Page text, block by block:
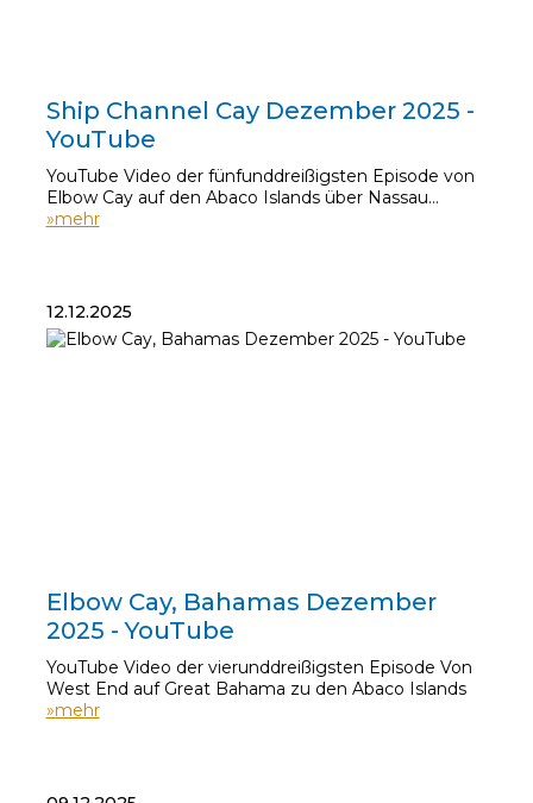
Ship Channel Cay Dezember 2025 -
YouTube
YouTube Video der fünfunddreißigsten Episode von
Elbow Cay auf den Abaco Islands über Nassau…
»mehr
12.12.2025
Elbow Cay, Bahamas Dezember
2025 - YouTube
YouTube Video der vierunddreißigsten Episode Von
West End auf Great Bahama zu den Abaco Islands
»mehr